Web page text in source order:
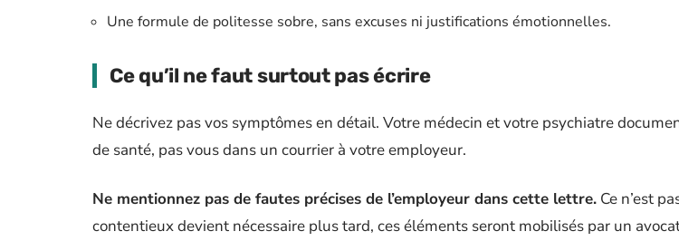
Une formule de politesse sobre, sans excuses ni justifications émotionnelles.
Ce qu’il ne faut surtout pas écrire
Ne décrivez pas vos symptômes en détail. Votre médecin et votre psychiatre
de santé, pas vous dans un courrier à votre employeur.
Ne mentionnez pas de fautes précises de l’employeur dans cette lettre. Ce n’est
contentieux devient nécessaire plus tard, ces éléments seront mobilisés par un